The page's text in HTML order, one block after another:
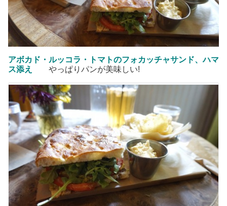
アボカド・ルッコラ・トマトのフォカッチャサンド、ハマ
ス添え
やっぱりパンが美味しい!